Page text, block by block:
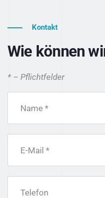
Kontakt
Wie können
* – Pflichtfelder
Name *
E-Mail *
Telefon